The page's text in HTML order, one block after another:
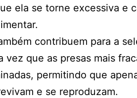
ela se torne excessiva e
contribuem para a
vez que as presas mais
permitindo que
e se reproduzam.